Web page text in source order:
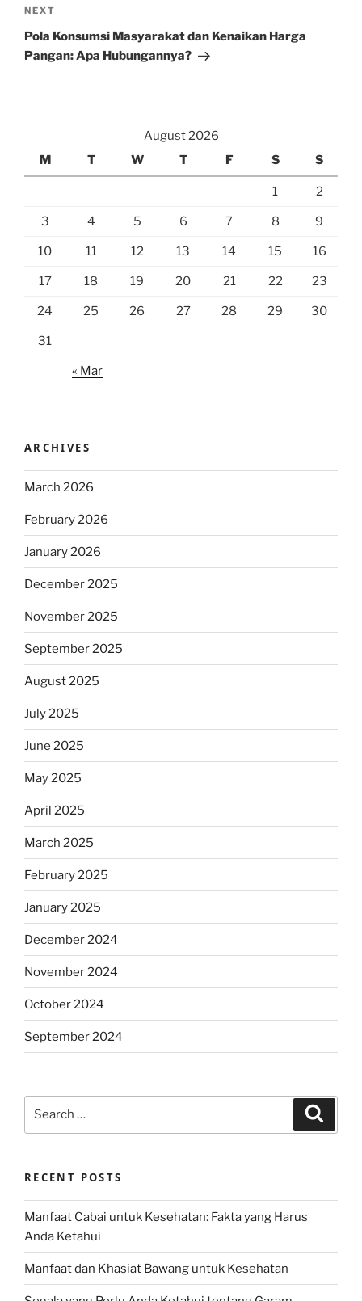
Next
Post
NEXT
Pola Konsumsi Masyarakat dan Kenaikan Harga
Pangan: Apa Hubungannya?
August 2026
M
T W T F S S
1 2
3 4 5 6 7 8 9
10 11 12 13 14 15 16
17 18 19 20 21 22 23
24 25 26 27 28 29 30
31
« Mar
ARCHIVES
March 2026
February 2026
January 2026
December 2025
November 2025
September 2025
August 2025
July 2025
June 2025
May 2025
April 2025
March 2025
February 2025
January 2025
December 2024
November 2024
October 2024
September 2024
RECENT POSTS
Manfaat Cabai untuk Kesehatan: Fakta yang Harus
Anda Ketahui
Manfaat dan Khasiat Bawang untuk Kesehatan